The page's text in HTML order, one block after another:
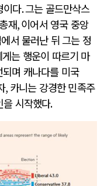
이다.그는 골드만삭스
재,이어서 영국 중앙
서 물러난 뒤 그는 정
는 행운이 따르기 마
며 캐나다를 미국
, 카니는 강경한 민족주
을 시작했다.